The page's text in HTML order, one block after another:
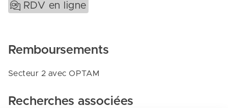
RDV en ligne
Remboursements
Secteur 2 avec OPTAM
Recherches associées